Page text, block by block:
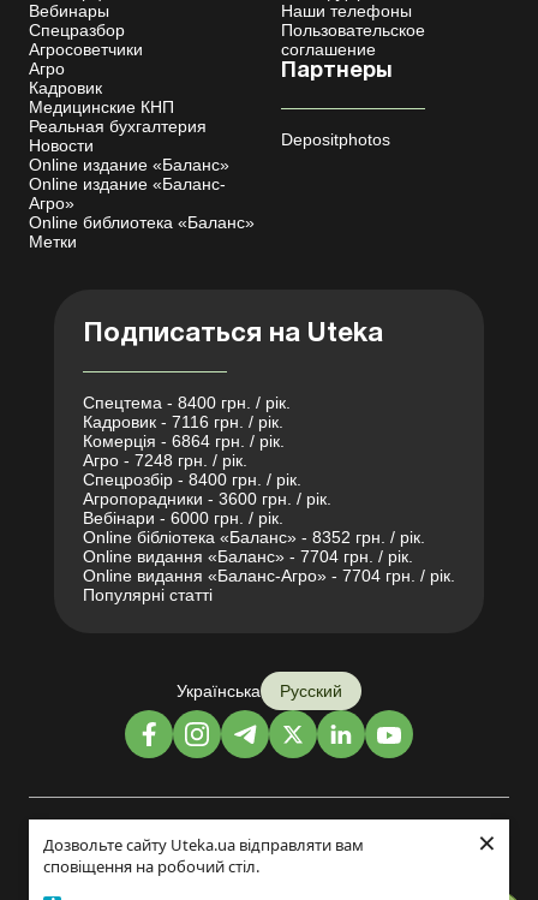
Дозвольте сайту Uteka.ua відправляти вам
сповіщення на робочий стіл.
×
Вебинары
Спецразбор
Агросоветчики
Агро
Кадровик
Медицинские КНП
Реальная бухгалтерия
Новости
Online издание «Баланс»
Online издание «Баланс-
Агро»
Online библиотека «Баланс»
Метки
Наши телефоны
Пользовательское
соглашение
Партнеры
Depositphotos
Подписаться на Uteka
Спецтема - 8400 грн. / рік.
Кадровик - 7116 грн. / рік.
Комерція - 6864 грн. / рік.
Агро - 7248 грн. / рік.
Спецрозбір - 8400 грн. / рік.
Агропорадники - 3600 грн. / рік.
Вебінари - 6000 грн. / рік.
Online бібліотека «Баланс» - 8352 грн. / рік.
Online видання «Баланс» - 7704 грн. / рік.
Online видання «Баланс-Агро» - 7704 грн. / рік.
Популярні статті
Українська Русский
Дизайн и разработка: